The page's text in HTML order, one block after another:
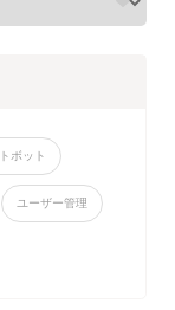
ボット
ユーザー管理